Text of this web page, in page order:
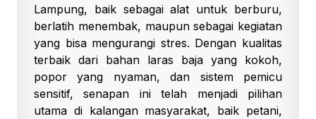
Lampung, baik sebagai alat untuk berburu,
berlatih menembak, maupun sebagai kegiatan
yang bisa mengurangi stres. Dengan kualitas
terbaik dari bahan laras baja yang kokoh,
popor yang nyaman, dan sistem pemicu
sensitif, senapan ini telah menjadi pilihan
utama di kalangan masyarakat, baik petani,